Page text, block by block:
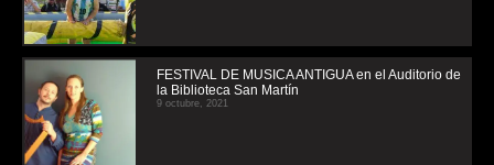
FESTIVAL DE MUSICA ANTIGUA en el Auditorio de
la Biblioteca San Martín
9 octubre, 2021